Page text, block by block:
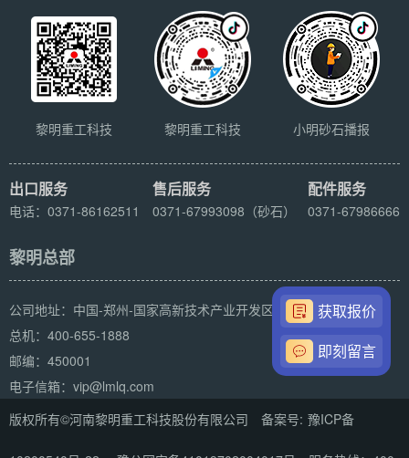
黎明重工科技 黎明重工科技 小明砂石播报
出口服务
电话：0371-86162511
售后服务
0371-67993098（砂石）
配件服务
0371-67986666
黎明总部
公司地址：中国-郑州-国家高新技术产业开发区科学大道169号
总机：400-655-1888
邮编：450001
电子信箱：vip@lmlq.com
版权所有©河南黎明重工科技股份有限公司 备案号: 豫ICP备
获取报价
即刻留言